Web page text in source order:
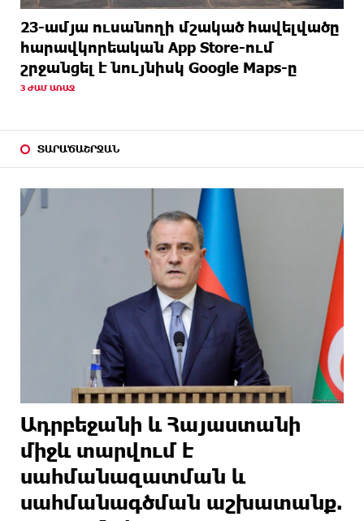
23-ամյա ուսանողի մշակած հավելվածը
հարավկորեական App Store-ում
շրջանցել է նույնիսկ Google Maps-ը
3 ԺԱՄ ԱՌԱՋ
ՏԱՐԱԾԱՇՐՋԱՆ
Ադրբեջանի և Հայաստանի
միջև տարվում է
սահմանազատման և
սահմանագծման աշխատանք.